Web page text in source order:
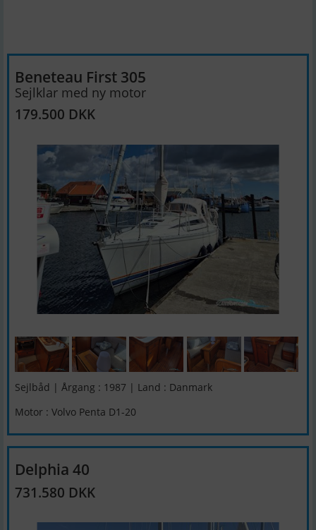
Beneteau First 305
Sejlklar med ny motor
179.500 DKK
Sejlbåd | Årgang : 1987 | Land : Danmark
Motor : Volvo Penta D1-20
Delphia 40
731.580 DKK